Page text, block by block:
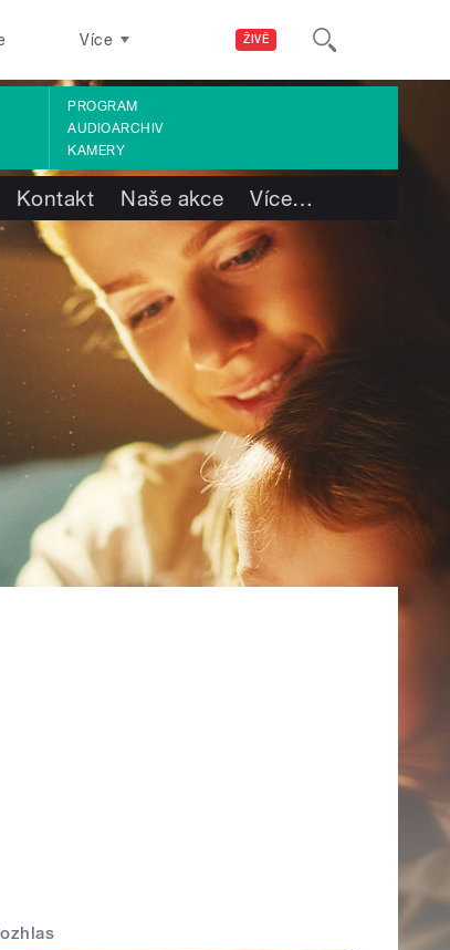
ŽIVĚ
Více
PROGRAM
AUDIOARCHIV
KAMERY
Kontakt Naše akce Více…